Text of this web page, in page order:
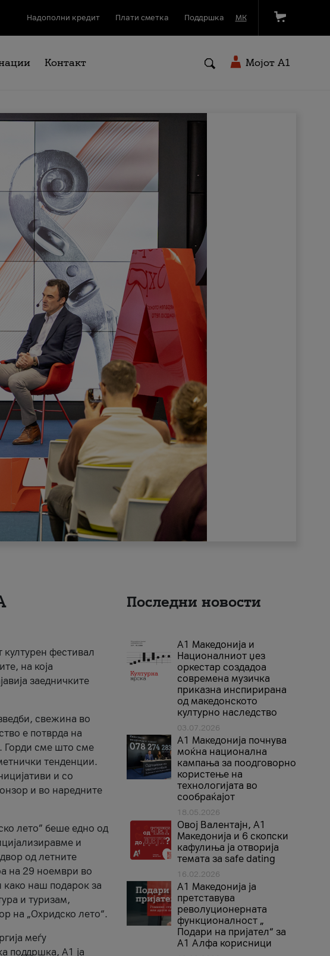
Надополни кредит Плати сметка Поддршка МК
Контакт Мојот A1
културен фестивал
на која
заедничките
свежина во
е потврда на
Горди сме што сме
тенденции.
и со
и во наредните
лето” беше едно од
и
од летните
на 29 ноември во
како наш подарок за
и туризам,
на „Охридско лето“.
меѓу
поддршка, A1 ја
Последни новости
А1 Македонија и
Националниот џез
оркестар создадоа
современа музичка
приказна инспирирана
од македонското
културно наследство
03.07.2026
A1 Македонија почнува
моќна национална
кампања за поодговорно
користење на
технологијата во
сообраќајот
18.05.2026
Овој Валентајн, A1
Македонија и 6 скопски
кафулиња ја отворија
темата за safe dating
16.02.2026
А1 Македонија ја
претставува
револуционерната
функционалност „
Подари на пријател“ за
А1 Алфа корисници